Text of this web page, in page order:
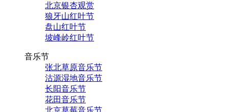
北京银杏观赏
狼牙山红叶节
盘山红叶节
坡峰岭红叶节
音乐节
张北草原音乐节
沽源湿地音乐节
长阳音乐节
花田音乐节
北京草莓音乐节